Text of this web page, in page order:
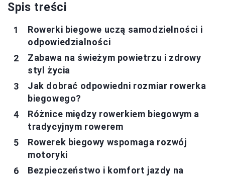
Spis treści
Rowerki biegowe uczą samodzielności i
odpowiedzialności
Zabawa na świeżym powietrzu i zdrowy
styl życia
Jak dobrać odpowiedni rozmiar rowerka
biegowego?
Różnice między rowerkiem biegowym a
tradycyjnym rowerem
Rowerek biegowy wspomaga rozwój
motoryki
Bezpieczeństwo i komfort jazdy na